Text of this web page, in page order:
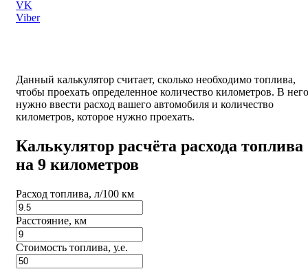
VK
Viber
Данный калькулятор считает, сколько необходимо топлива,
чтобы проехать определенное количество километров. В него
нужно ввести расход вашего автомобиля и количество
километров, которое нужно проехать.
Калькулятор расчёта расхода топлива
на 9 километров
Расход топлива, л/100 км
Расстояние, км
Стоимость топлива, у.е.